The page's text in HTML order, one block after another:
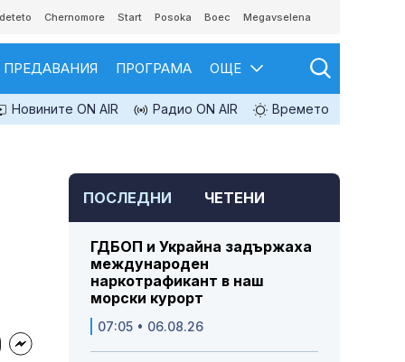
Chernomore Start Posoka Boec Megavselena
ПРЕДАВАНИЯ ПРОГРАМА ОЩЕ
Новините ON AIR Радио ON AIR Времето
ПОСЛЕДНИ ЧЕТЕНИ
ГДБОП и Украйна задържаха
международен
наркотрафикант в наш
морски курорт
07:05 • 06.08.26